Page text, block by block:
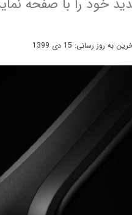
به روز رسانی: 15 دی 1399